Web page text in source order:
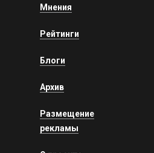
Мнения
Рейтинги
Блоги
Архив
Размещение
рекламы